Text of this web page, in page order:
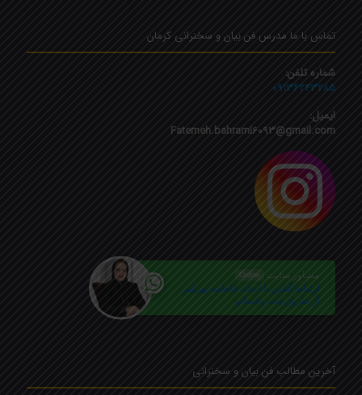
تماس با ما مدرس فن بیان و سخنرانی کرمان
شماره تلفن:
۰۹۱۳۶۲۴۳۲۸۵
ایمیل:
Fatemeh.bahrami6093@gmail.com
مشاور سایت Online
ارتباط آنلاین با استاد فاطمه بهرامی
از طریق چت واتساپ
آخرین مطالب فن بیان و سخنرانی